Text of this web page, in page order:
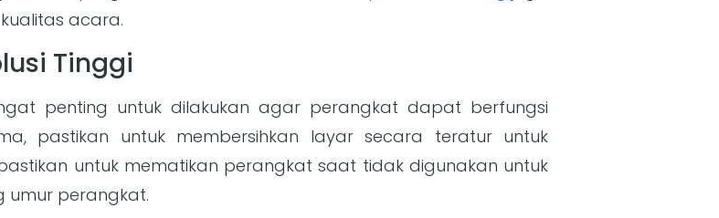
acara.
Tinggi
penting untuk dilakukan agar perangkat dapat berfungsi
pastikan untuk membersihkan layar secara teratur untuk
untuk mematikan perangkat saat tidak digunakan untuk
umur perangkat.